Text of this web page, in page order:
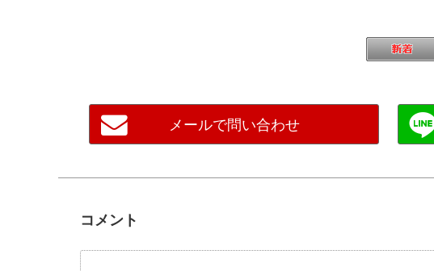
メールで問い合わせ
コメント